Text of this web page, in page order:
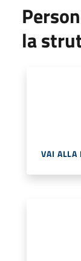
la
VAI ALLA